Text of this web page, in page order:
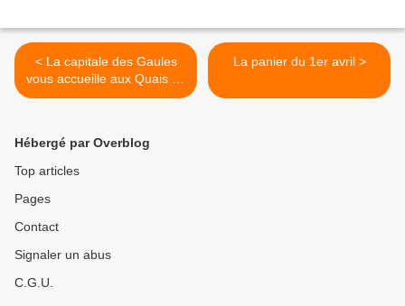
< La capitale des Gaules
vous accueille aux Quais du
Polar
La panier du 1er avril >
Hébergé par Overblog
Top articles
Pages
Contact
Signaler un abus
C.G.U.